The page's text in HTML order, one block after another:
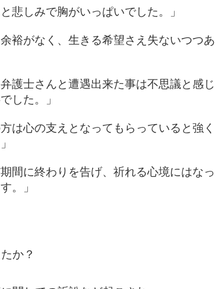
と悲しみで胸がいっぱいでした。」
余裕がなく、生きる希望さえ失ないつつあ
弁護士さんと遭遇出来た事は不思議と感じ
した。」
方は心の支えとなってもらっていると強く
期間に終わりを告げ、祈れる心境にはなっ
。」
か？